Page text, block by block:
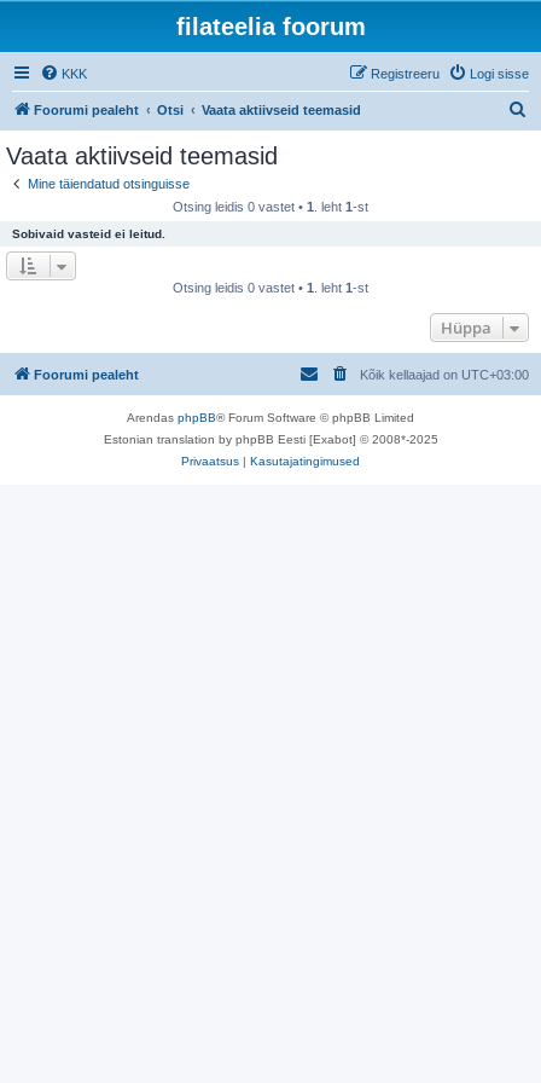
filateelia foorum
KKK Logi sisse
Registreeru
Foorumi pealeht Otsi Vaata aktiivseid teemasid
Vaata aktiivseid teemasid
Mine täiendatud otsinguisse
Otsing leidis 0 vastet • 1 . leht 1-st
Sobivaid vasteid ei leitud.
Otsing leidis 0 vastet • 1 . leht 1-st
Hüppa
Foorumi pealeht Kõik kellaajad on UTC+03:00
Arendas phpBB® Forum Software © phpBB Limited
Estonian translation by phpBB Eesti [Exabot] © 2008*-2025
Privaatsus | Kasutajatingimused